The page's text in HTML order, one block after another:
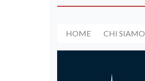
HOME CHI SIAMO